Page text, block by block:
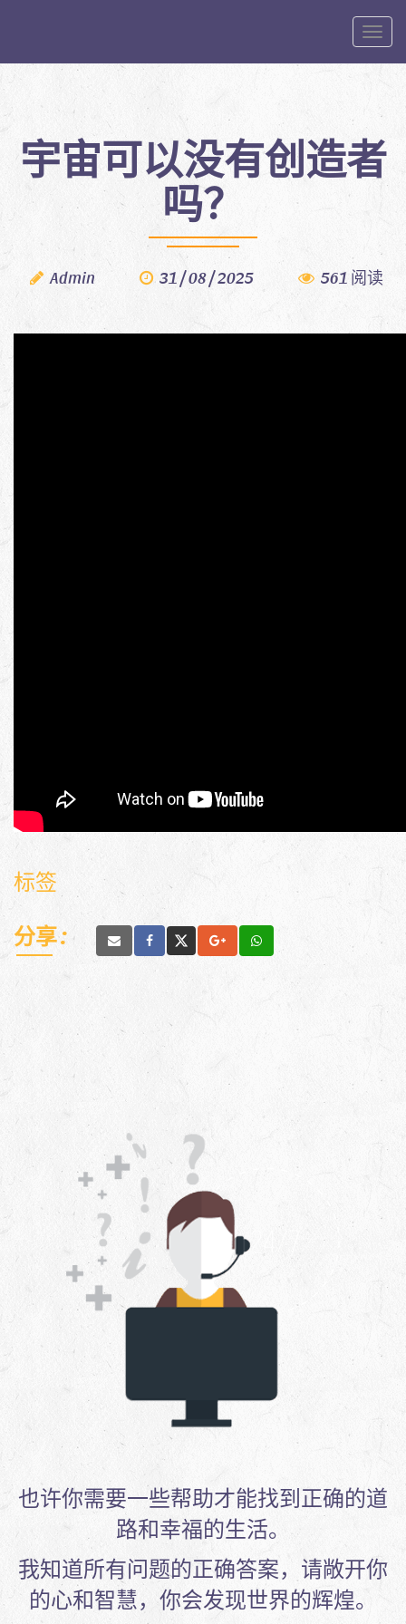
宇宙可以没有创造者
吗？
Admin 31 / 08 / 2025 561 阅读
标签
分享 :
也许你需要一些帮助才能找到正确的道
路和幸福的生活。
我知道所有问题的正确答案，请敞开你
的心和智慧，你会发现世界的辉煌。